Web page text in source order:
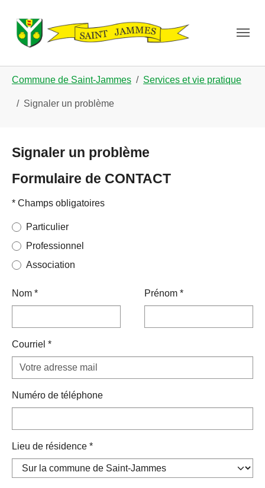
Commune de Saint-Jammes Services et vie pratique
Signaler un problème
Signaler un problème
Formulaire de CONTACT
* Champs obligatoires
Situation*
Particulier
Professionnel
Association
Nom * Prénom *
Courriel *
Numéro de téléphone
Lieu de résidence *